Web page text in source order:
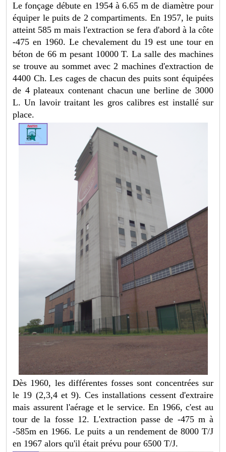
Le fonçage débute en 1954 à 6.65 m de diamètre pour
équiper le puits de 2 compartiments. En 1957, le puits
atteint 585 m mais l'extraction se fera d'abord à la côte
-475 en 1960. Le chevalement du 19 est une tour en
béton de 66 m pesant 10000 T. La salle des machines
se trouve au sommet avec 2 machines d'extraction de
4400 Ch. Les cages de chacun des puits sont équipées
de 4 plateaux contenant chacun une berline de 3000
L. Un lavoir traitant les gros calibres est installé sur
place.
Dès 1960, les différentes fosses sont concentrées sur
le 19 (2,3,4 et 9). Ces installations cessent d'extraire
mais assurent l'aérage et le service. En 1966, c'est au
tour de la fosse 12. L'extraction passe de -475 m à
-585m en 1966. Le puits a un rendement de 8000 T/J
en 1967 alors qu'il était prévu pour 6500 T/J.